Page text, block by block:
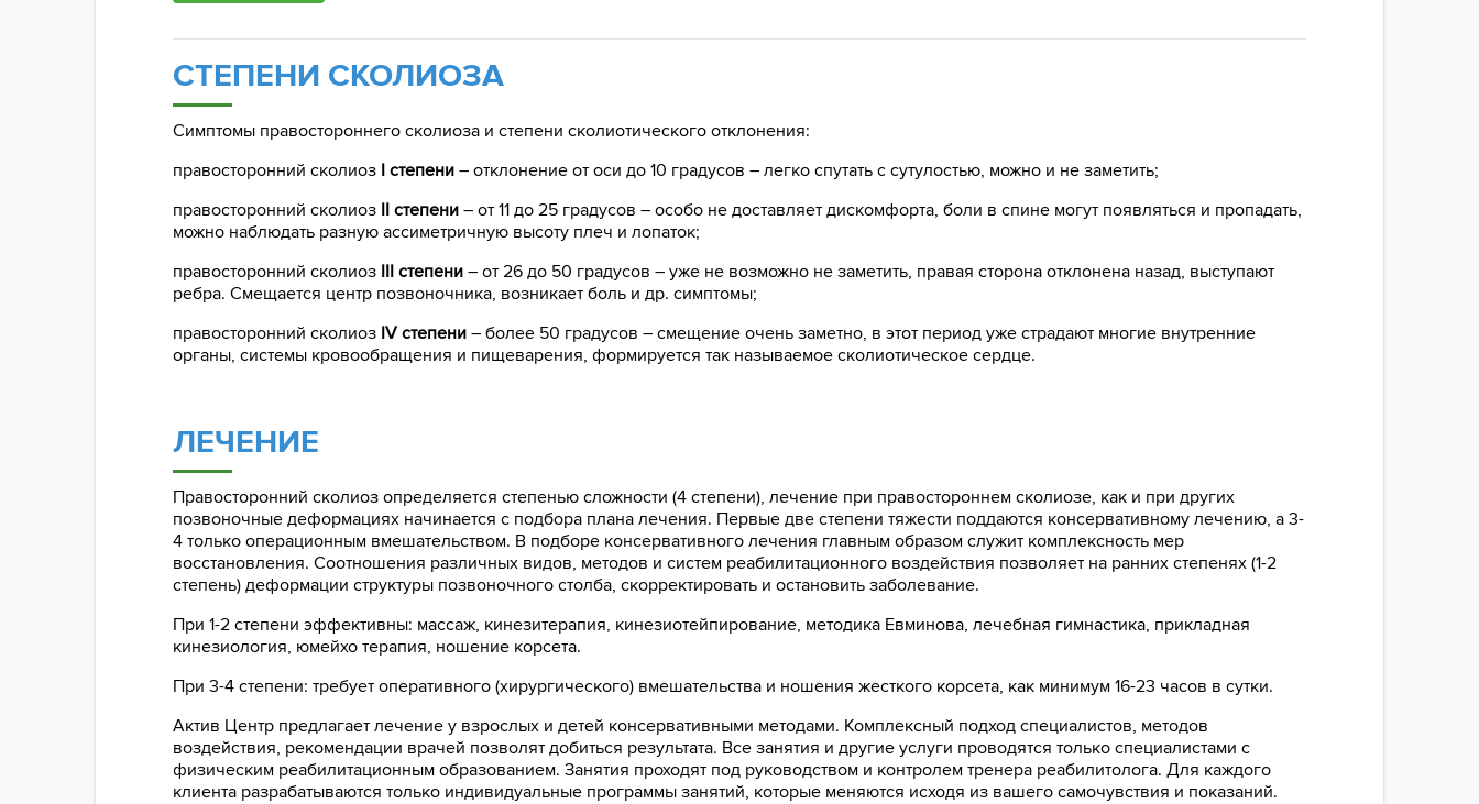
СТЕПЕНИ СКОЛИОЗА
Симптомы правостороннего сколиоза и степени сколиотического отклонения:
правосторонний сколиоз I степени – отклонение от оси до 10 градусов – легко спутать с сутулостью, можно и не заметить;
правосторонний сколиоз II степени – от 11 до 25 градусов – особо не доставляет дискомфорта, боли в спине могут появляться и пропадать,
можно наблюдать разную ассиметричную высоту плеч и лопаток;
правосторонний сколиоз III степени – от 26 до 50 градусов – уже не возможно не заметить, правая сторона отклонена назад, выступают
ребра. Смещается центр позвоночника, возникает боль и др. симптомы;
правосторонний сколиоз IV степени – более 50 градусов – смещение очень заметно, в этот период уже страдают многие внутренние
органы, системы кровообращения и пищеварения, формируется так называемое сколиотическое сердце.
ЛЕЧЕНИЕ
Правосторонний сколиоз определяется степенью сложности (4 степени), лечение при правостороннем сколиозе, как и при других
позвоночные деформациях начинается с подбора плана лечения. Первые две степени тяжести поддаются консервативному лечению, а 3-
4 только операционным вмешательством. В подборе консервативного лечения главным образом служит комплексность мер
восстановления. Соотношения различных видов, методов и систем реабилитационного воздействия позволяет на ранних степенях (1-2
степень) деформации структуры позвоночного столба, скорректировать и остановить заболевание.
При 1-2 степени эффективны: массаж, кинезитерапия, кинезиотейпирование, методика Евминова, лечебная гимнастика, прикладная
кинезиология, юмейхо терапия, ношение корсета.
При 3-4 степени: требует оперативного (хирургического) вмешательства и ношения жесткого корсета, как минимум 16-23 часов в сутки.
Актив Центр предлагает лечение у взрослых и детей консервативными методами. Комплексный подход специалистов, методов
воздействия, рекомендации врачей позволят добиться результата. Все занятия и другие услуги проводятся только специалистами с
физическим реабилитационным образованием. Занятия проходят под руководством и контролем тренера реабилитолога. Для каждого
клиента разрабатываются только индивидуальные программы занятий, которые меняются исходя из вашего самочувствия и показаний.